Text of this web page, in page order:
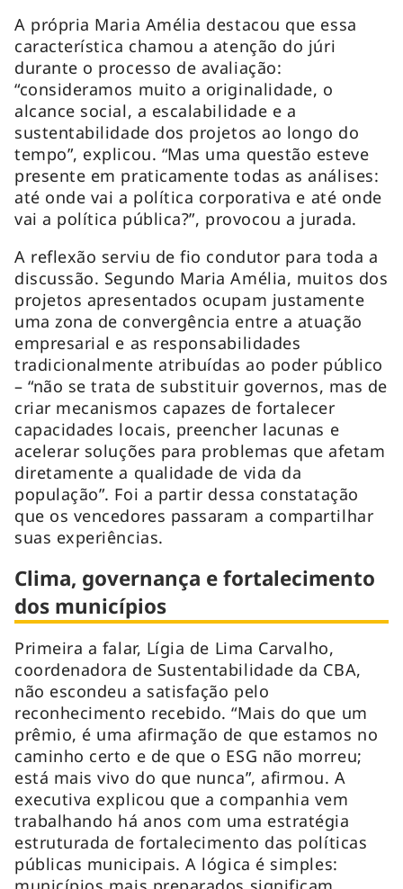
A própria Maria Amélia destacou que essa
característica chamou a atenção do júri
durante o processo de avaliação:
“consideramos muito a originalidade, o
alcance social, a escalabilidade e a
sustentabilidade dos projetos ao longo do
tempo”, explicou. “Mas uma questão esteve
presente em praticamente todas as análises:
até onde vai a política corporativa e até onde
vai a política pública?”, provocou a jurada.
A reflexão serviu de fio condutor para toda a
discussão. Segundo Maria Amélia, muitos dos
projetos apresentados ocupam justamente
uma zona de convergência entre a atuação
empresarial e as responsabilidades
tradicionalmente atribuídas ao poder público
– “não se trata de substituir governos, mas de
criar mecanismos capazes de fortalecer
capacidades locais, preencher lacunas e
acelerar soluções para problemas que afetam
diretamente a qualidade de vida da
população”. Foi a partir dessa constatação
que os vencedores passaram a compartilhar
suas experiências.
Clima, governança e fortalecimento
dos municípios
Primeira a falar, Lígia de Lima Carvalho,
coordenadora de Sustentabilidade da CBA,
não escondeu a satisfação pelo
reconhecimento recebido. “Mais do que um
prêmio, é uma afirmação de que estamos no
caminho certo e de que o ESG não morreu;
está mais vivo do que nunca”, afirmou. A
executiva explicou que a companhia vem
trabalhando há anos com uma estratégia
estruturada de fortalecimento das políticas
públicas municipais. A lógica é simples: